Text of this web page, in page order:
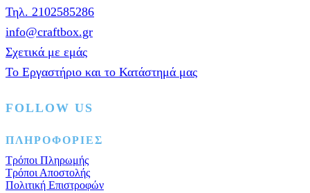
ποσότητα
Οι
επιλογές
μπορούν
να
επιλεγούν
στη
του
Τηλ. 2102585286
info@craftbox.gr
Σχετικά με εμάς
Το Εργαστήριο και το Κατάστημά μας
FOLLOW US
Facebook
Instagram
Pinterest
ΠΛΗΡΟΦΟΡΙΕΣ
Τρόποι Πληρωμής
Τρόποι Αποστολής
Πολιτική Επιστροφών